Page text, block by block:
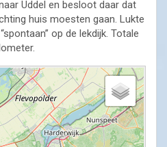
Uddel en besloot daar dat
huis moesten gaan. Lukte
op de lekdijk. Totale